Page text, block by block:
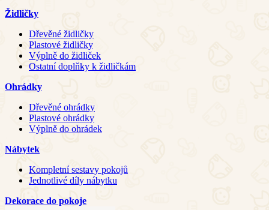
Židličky
Dřevěné židličky
Plastové židličky
Výplně do židliček
Ostatní doplňky k židličkám
Ohrádky
Dřevěné ohrádky
Plastové ohrádky
Výplně do ohrádek
Nábytek
Kompletní sestavy pokojů
Jednotlivé díly nábytku
Dekorace do pokoje